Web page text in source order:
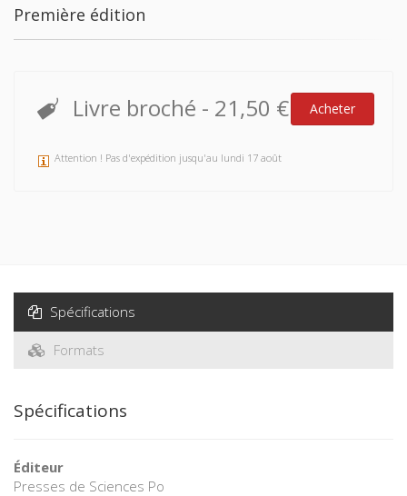
Première édition
Livre broché - 21,50 € Acheter
Attention ! Pas d'expédition jusqu'au lundi 17 août
Spécifications
Formats
Spécifications
Éditeur
Presses de Sciences Po